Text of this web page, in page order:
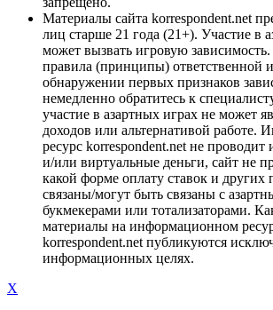
Материалы сайта korrespondent.net
лиц старше 21 года (21+). Участие в
может вызвать игровую
правила (принципы) ответственной
обнаружении первых признаков
немедленно обратитесь к
участие в азартных играх не может
доходов или альтернативой работе.
ресурс korrespondent.net не
и/или виртуальные деньги, сайт не
какой форме оплату ставок и других
связаны/могут быть связаны с
букмекерами или тотализаторами.
материалы на информационном
korrespondent.net публикуются
информационных целях.
X